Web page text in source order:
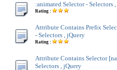
:animated Selector - Selectors
Rating :
Attribute Contains Prefix
- Selectors , jQuery
Rating :
Attribute Contains Selector
Selectors , jQuery